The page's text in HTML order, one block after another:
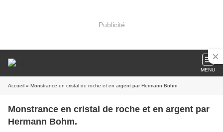
Publicité
MENU
Accueil » Monstrance en cristal de roche et en argent par Hermann Bohm.
Monstrance en cristal de roche et en argent par
Hermann Bohm.